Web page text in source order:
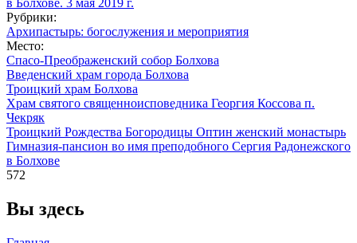
Рубрики:
Архипастырь: богослужения и мероприятия
Место:
Спасо-Преображенский собор Болхова
Введенский храм города Болхова
Троицкий храм Болхова
Храм святого священноисповедника Георгия Коссова п.
Чекряк
Троицкий Рождества Богородицы Оптин женский монастырь
Гимназия-пансион во имя преподобного Сергия Радонежского
в Болхове
572
Вы здесь